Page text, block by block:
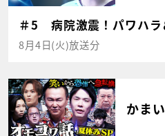
＃5 病院激震！パワハラ
8月4日(火)放送分
かま